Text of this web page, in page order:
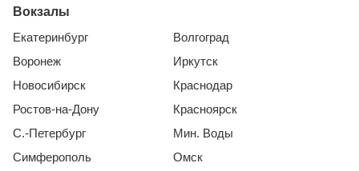
Вокзалы
Екатеринбург
Воронеж
Новосибирск
Ростов-на-Дону
С.-Петербург
Симферополь
Волгоград
Иркутск
Краснодар
Красноярск
Мин. Воды
Омск